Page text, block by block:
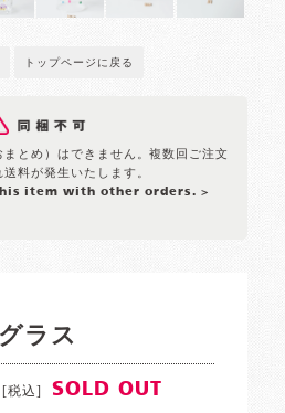
トップページに戻る
とめ）はできません。複数回ご注文
料が発生いたします。
item with other orders. >
グラス
[税込] SOLD OUT